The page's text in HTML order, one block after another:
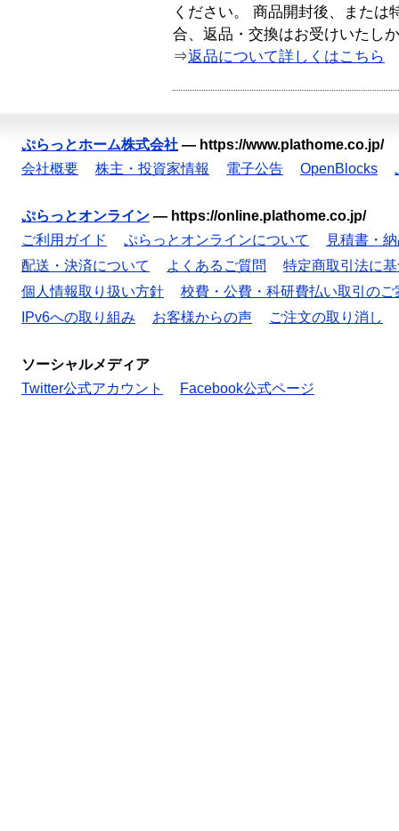
ください。 商品開封後、または
合、返品・交換はお受けいたし
⇒返品について詳しくはこちら
ぷらっとホーム株式会社 — https://www.plathome.co.jp/
会社概要
株主・投資家情報 電子公告 OpenBlocks
ぷらっとオンライン — https://online.plathome.co.jp/
ご利用ガイド
ぷらっとオンラインについて
見積書・
配送・決済について
よくあるご質問
特定商取引法に
個人情報取り扱い方針
校費・公費・科研費払い取引のご
IPv6への取り組み
お客様からの声 ご注文の取り消し
ソーシャルメディア
Twitter公式アカウント
Facebook公式ページ